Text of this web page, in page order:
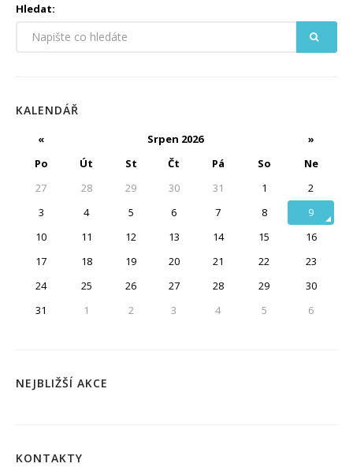
Hledat:
KALENDÁŘ
« Srpen 2026
»
Po
Út St Čt Pá So
Ne
27
28 29 30 31 1
2
3
4 5 6 7 8
9
10
11 12 13 14 15
16
17
18 19 20 21 22
23
24
25 26 27 28 29
30
31
1 2 3 4 5 6
NEJBLIŽŠÍ AKCE
KONTAKTY